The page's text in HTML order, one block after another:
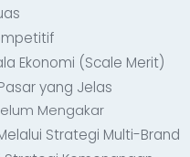
Ekonomi (Scale Merit)
yang Jelas
Mengakar
Strategi Multi-Brand